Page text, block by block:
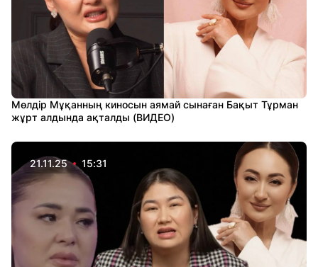
Мөлдір Мұқанның киносын аямай сынаған Бақыт Тұрман
жұрт алдында ақталды (ВИДЕО)
21.11.25 15:31